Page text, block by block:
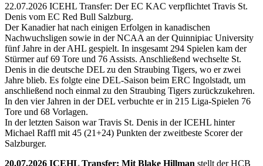
22.07.2026 ICEHL Transfer: Der EC KAC verpflichtet Travis St.
Denis vom EC Red Bull Salzburg.
Der Kanadier hat nach einigen Erfolgen in kanadischen
Nachwuchsligen sowie in der NCAA an der Quinnipiac University
fünf Jahre in der AHL gespielt. In insgesamt 294 Spielen kam der
Stürmer auf 69 Tore und 76 Assists. Anschließend wechselte St.
Denis in die deutsche DEL zu den Straubing Tigers, wo er zwei
Jahre blieb. Es folgte eine DEL-Saison beim ERC Ingolstadt, um
anschließend noch einmal zu den Straubing Tigers zurückzukehren.
In den vier Jahren in der DEL verbuchte er in 215 Liga-Spielen 76
Tore und 68 Vorlagen.
In der letzten Saison war Travis St. Denis in der ICEHL hinter
Michael Raffl mit 45 (21+24) Punkten der zweitbeste Scorer der
Salzburger.
20.07.2026 ICEHL Transfer: Mit Blake Hillman stellt der HCB